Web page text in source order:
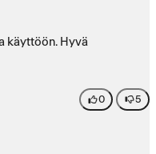
Hyvä
0 5